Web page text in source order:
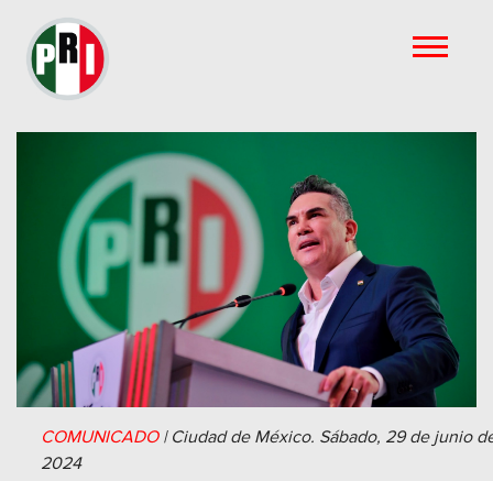
COMUNICADO| Ciudad de México. Sábado, 29 de junio
2024